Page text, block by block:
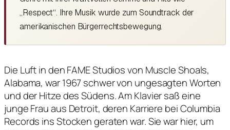
„Respect“. Ihre Musik wurde zum Soundtrack der
amerikanischen Bürgerrechtsbewegung.
Die Luft in den FAME Studios von Muscle Shoals,
Alabama, war 1967 schwer von ungesagten Worten
und der Hitze des Südens. Am Klavier saß eine
junge Frau aus Detroit, deren Karriere bei Columbia
Records ins Stocken geraten war. Sie war hier, um